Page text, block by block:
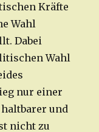
Kräfte
Wahl
Dabei
Wahl
nur einer
und
nicht zu